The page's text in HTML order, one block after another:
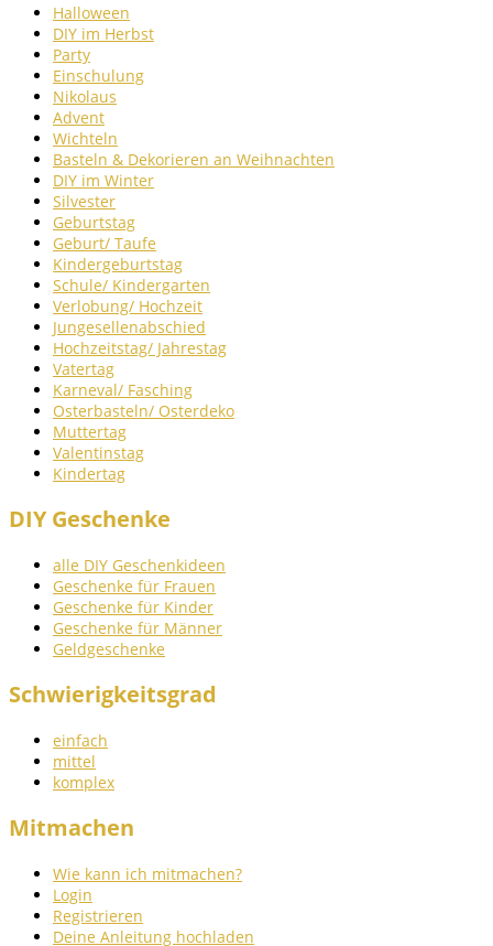
Halloween
DIY im Herbst
Party
Einschulung
Nikolaus
Advent
Wichteln
Basteln & Dekorieren an Weihnachten
DIY im Winter
Silvester
Geburtstag
Geburt/ Taufe
Kindergeburtstag
Schule/ Kindergarten
Verlobung/ Hochzeit
Jungesellenabschied
Hochzeitstag/ Jahrestag
Vatertag
Karneval/ Fasching
Osterbasteln/ Osterdeko
Muttertag
Valentinstag
Kindertag
DIY Geschenke
alle DIY Geschenkideen
Geschenke für Frauen
Geschenke für Kinder
Geschenke für Männer
Geldgeschenke
Schwierigkeitsgrad
einfach
mittel
komplex
Mitmachen
Wie kann ich mitmachen?
Login
Registrieren
Deine Anleitung hochladen